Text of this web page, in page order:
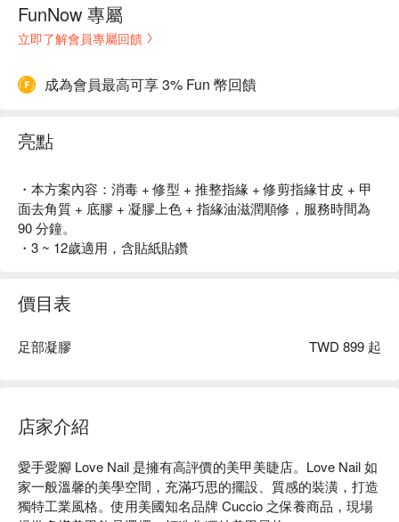
FunNow 專屬
立即了解會員專屬回饋
成為會員最高可享 3% Fun 幣回饋
亮點
・本方案內容：消毒 + 修型 + 推整指緣 + 修剪指緣甘皮 + 甲
面去角質 + 底膠 + 凝膠上色 + 指緣油滋潤順修，服務時間為
90 分鐘。
・3 ~ 12歲適用，含貼紙貼鑽
價目表
足部凝膠 TWD 899 起
店家介紹
愛手愛腳 Love Nail 是擁有高評價的美甲美睫店。Love Nail 如
家一般溫馨的美學空間，充滿巧思的擺設、質感的裝潢，打造
獨特工業風格。使用美國知名品牌 Cuccio 之保養商品，現場